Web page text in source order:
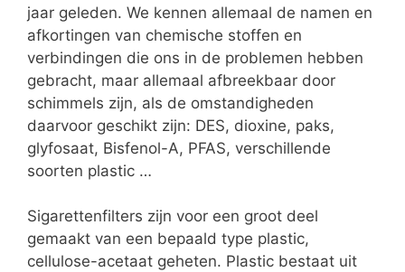
jaar geleden. We kennen allemaal de namen en
afkortingen van chemische stoffen en
verbindingen die ons in de problemen hebben
gebracht, maar allemaal afbreekbaar door
schimmels zijn, als de omstandigheden
daarvoor geschikt zijn: DES, dioxine, paks,
glyfosaat, Bisfenol-A, PFAS, verschillende
soorten plastic …
Sigarettenfilters zijn voor een groot deel
gemaakt van een bepaald type plastic,
cellulose-acetaat geheten. Plastic bestaat uit